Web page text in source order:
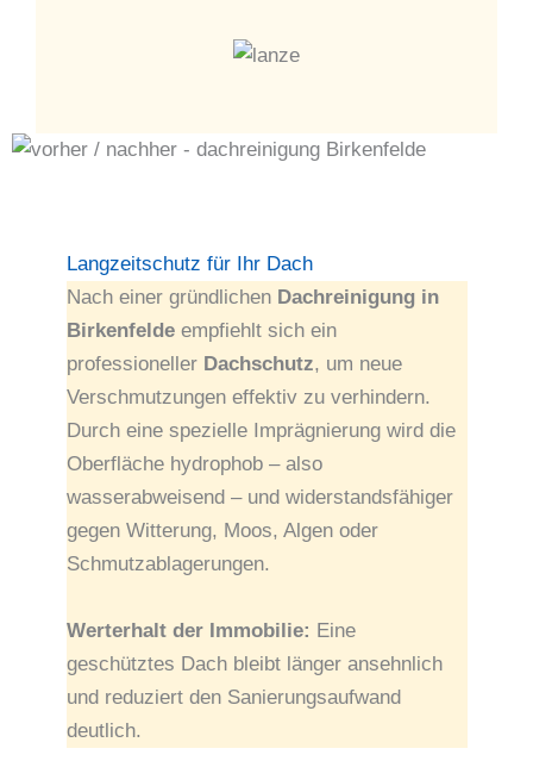
Langzeitschutz für Ihr Dach
Nach einer gründlichen Dachreinigung in
Birkenfeldeempfiehlt sich ein
professioneller Dachschutz, um neue
Verschmutzungen effektiv zu verhindern.
Durch eine spezielle Imprägnierung wird die
Oberfläche hydrophob – also
wasserabweisend – und widerstandsfähiger
gegen Witterung, Moos, Algen oder
Schmutzablagerungen.
Werterhalt der Immobilie: Eine
geschütztes Dach bleibt länger ansehnlich
und reduziert den Sanierungsaufwand
deutlich.